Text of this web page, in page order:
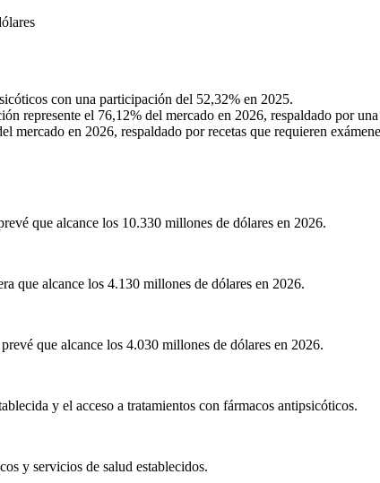
con una participación del 52,32% en 2025.
represente el 76,12% del mercado en 2026, respaldado por
mercado en 2026, respaldado por recetas que requieren
que alcance los 10.330 millones de dólares en 2026.
que alcance los 4.130 millones de dólares en 2026.
que alcance los 4.030 millones de dólares en 2026.
y el acceso a tratamientos con fármacos antipsicóticos.
y servicios de salud establecidos.